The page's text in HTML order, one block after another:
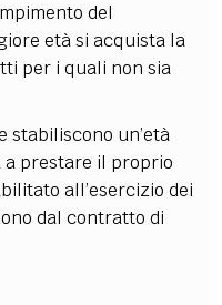
del
età si acquista la
per i quali non sia
stabiliscono un’età
prestare il proprio
all’esercizio dei
dal contratto di